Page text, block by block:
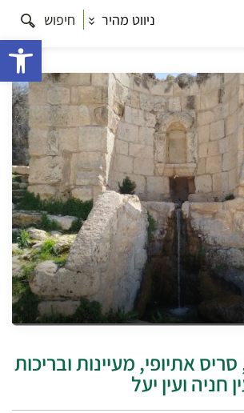
ניווט מהיר חיפוש
וילה מפוארת, סריס אתיופי, מעיינות
אתיופי, מעיינות ובריכות
חניה ועין יעל